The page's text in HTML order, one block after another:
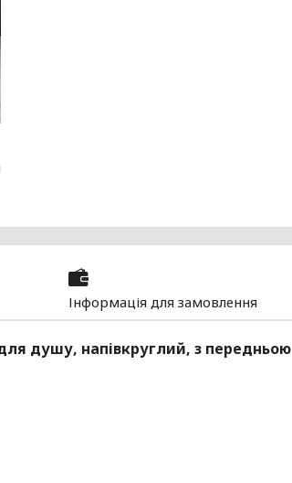
Інформація для замовлення
душу, напівкруглий, з передньою